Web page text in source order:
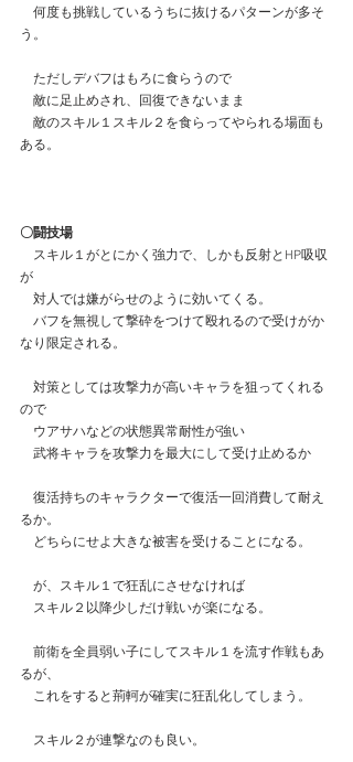
何度も挑戦しているうちに抜けるパターンが多そ
う。
ただしデバフはもろに食らうので
敵に足止めされ、回復できないまま
敵のスキル１スキル２を食らってやられる場面も
ある。
〇闘技場
スキル１がとにかく強力で、しかも反射とHP吸収
が
対人では嫌がらせのように効いてくる。
バフを無視して撃砕をつけて殴れるので受けがか
なり限定される。
対策としては攻撃力が高いキャラを狙ってくれる
ので
ウアサハなどの状態異常耐性が強い
武将キャラを攻撃力を最大にして受け止めるか
復活持ちのキャラクターで復活一回消費して耐え
るか。
どちらにせよ大きな被害を受けることになる。
が、スキル１で狂乱にさせなければ
スキル２以降少しだけ戦いが楽になる。
前衛を全員弱い子にしてスキル１を流す作戦もあ
るが、
これをすると荊軻が確実に狂乱化してしまう。
スキル２が連撃なのも良い。